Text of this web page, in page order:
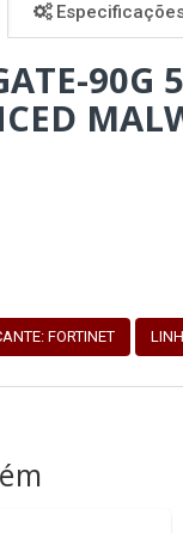
90G
FORTINET